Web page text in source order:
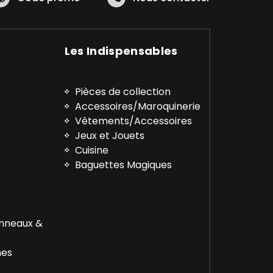
&
Les Indispensables
Pièces de collection
Accessoires/Maroquinerie
Vêtements/Accessoires
Jeux et Jouets
Cuisine
Baguettes Magiques